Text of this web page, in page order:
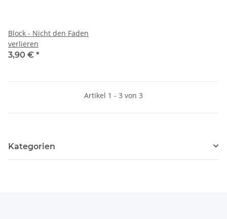
Block - Nicht den Faden
verlieren
3,90 € *
Artikel 1 - 3 von 3
Kategorien